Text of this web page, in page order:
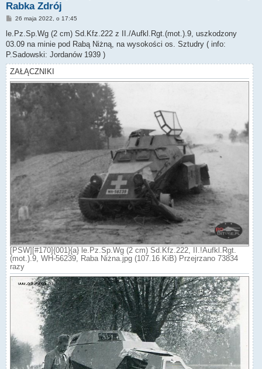
Rabka Zdrój
P
s
26 maja 2022, o 17:45
le.Pz.Sp.Wg (2 cm) Sd.Kfz.222 z II./Aufkl.Rgt.(mot.).9, uszkodzony
03.09 na minie pod Rabą Niżną, na wysokości os. Sztudry ( info:
P.Sadowski: Jordanów 1939 )
ZAŁĄCZNIKI
[PSW][#170]{001}{a} le.Pz.Sp.Wg (2 cm) Sd.Kfz.222, II.!Aufkl.Rgt.
(mot.).9, WH-56239, Raba Niżna.jpg (107.16 KiB) Przejrzano 73834
razy